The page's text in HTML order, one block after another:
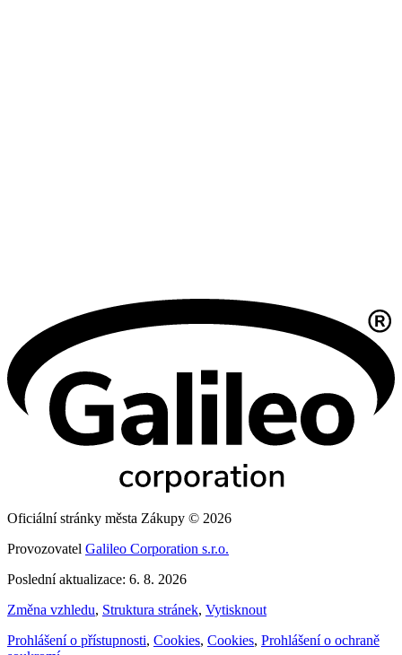
Oficiální stránky města Zákupy © 2026
Provozovatel Galileo Corporation s.r.o.
Poslední aktualizace: 6. 8. 2026
Změna vzhledu, Struktura stránek, Vytisknout
Prohlášení o přístupnosti, Cookies, Cookies, Prohlášení o ochraně